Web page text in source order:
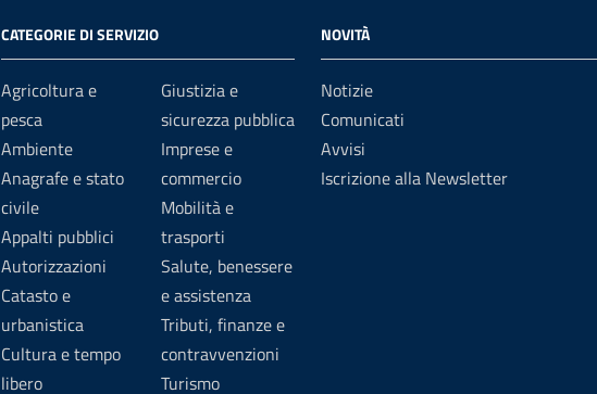
CATEGORIE DI SERVIZIO
Agricoltura e
pesca
Ambiente
Anagrafe e stato
civile
Appalti pubblici
Autorizzazioni
Catasto e
urbanistica
Cultura e tempo
libero
Giustizia e
sicurezza pubblica
Imprese e
commercio
Mobilità e
trasporti
Salute, benessere
e assistenza
Tributi, finanze e
contravvenzioni
Turismo
NOVITÀ
Notizie
Comunicati
Avvisi
Iscrizione alla Newsletter